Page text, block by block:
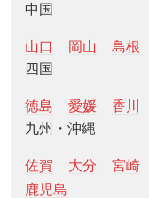
中国
山口 岡山 島根
四国
徳島 愛媛 香川
九州・沖縄
佐賀 大分 宮崎
鹿児島